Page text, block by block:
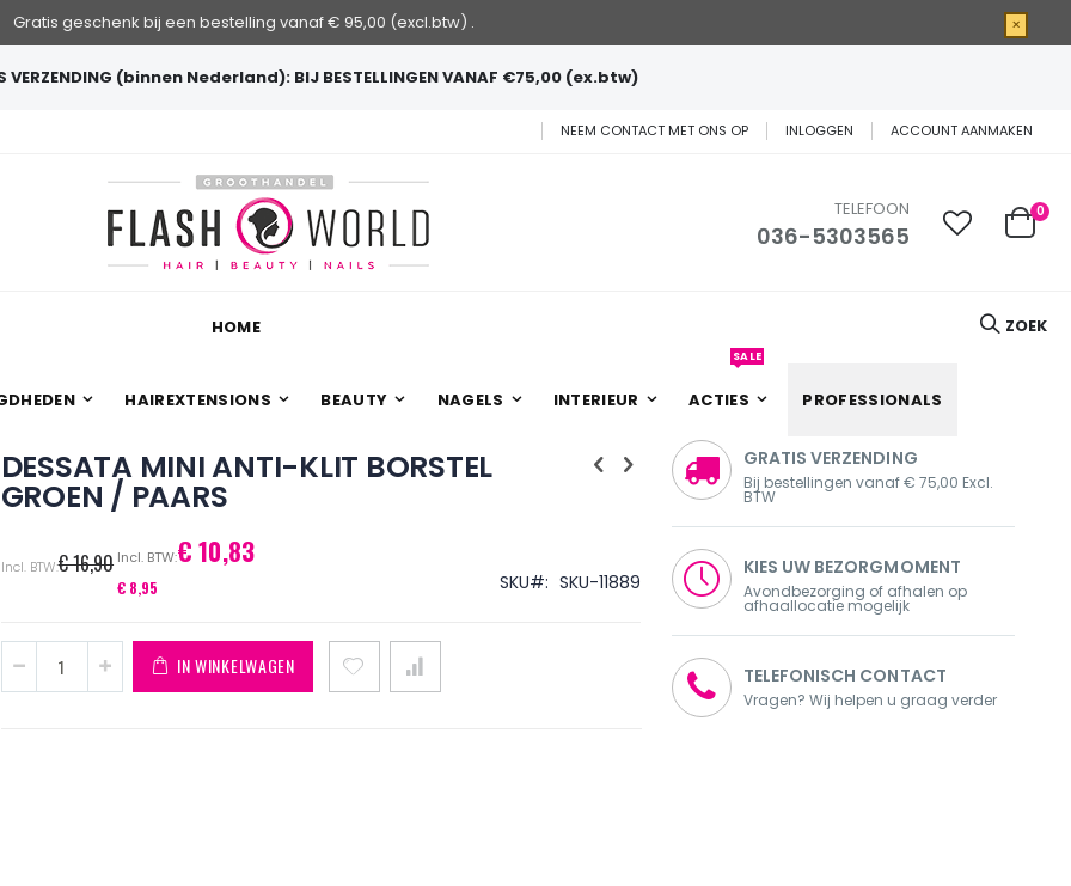
Gratis geschenk bij een bestelling vanaf € 95,00 (excl.btw) . ×
VERZENDING (binnen Nederland): BIJ BESTELLINGEN VANAF €75,00 (ex.btw)
NEEM CONTACT MET ONS OP INLOGGEN ACCOUNT AANMAKEN
TELEFOON
036-5303565
ZOEK
Cart
0
HOME
HAIREXTENSIONS BEAUTY NAGELS INTERIEUR ACTIES
SALE
PROFESSIONALS
DESSATA MINI ANTI-KLIT BORSTEL
GROEN / PAARS
€ 16,90
Speciale
prijs
€ 10,83
€ 8,95 SKU SKU-11889
IN WINKELWAGEN
GRATIS VERZENDING
Bij bestellingen vanaf € 75,00 Excl.
BTW
KIES UW BEZORGMOMENT
Avondbezorging of afhalen op
afhaallocatie mogelijk
TELEFONISCH CONTACT
Vragen? Wij helpen u graag verder